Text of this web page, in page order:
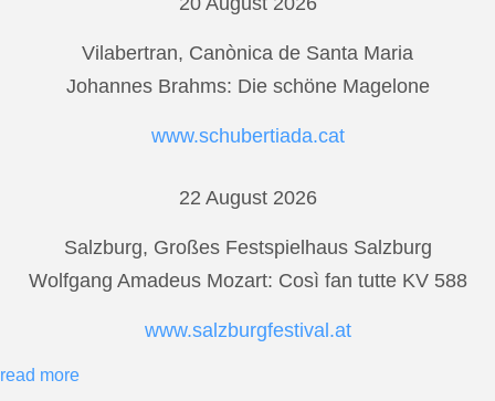
Vilabertran, Canònica de Santa Maria
Johannes Brahms: Die schöne Magelone
www.schubertiada.cat
22 August 2026
Salzburg, Großes Festspielhaus Salzburg
Wolfgang Amadeus Mozart: Così fan tutte KV 588
www.salzburgfestival.at
read more